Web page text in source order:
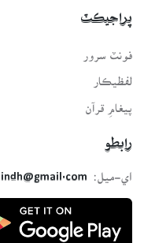
پراجيڪٽ
لفظيڪار
پيغامِ قرآن
رابطو
اي-ميل: